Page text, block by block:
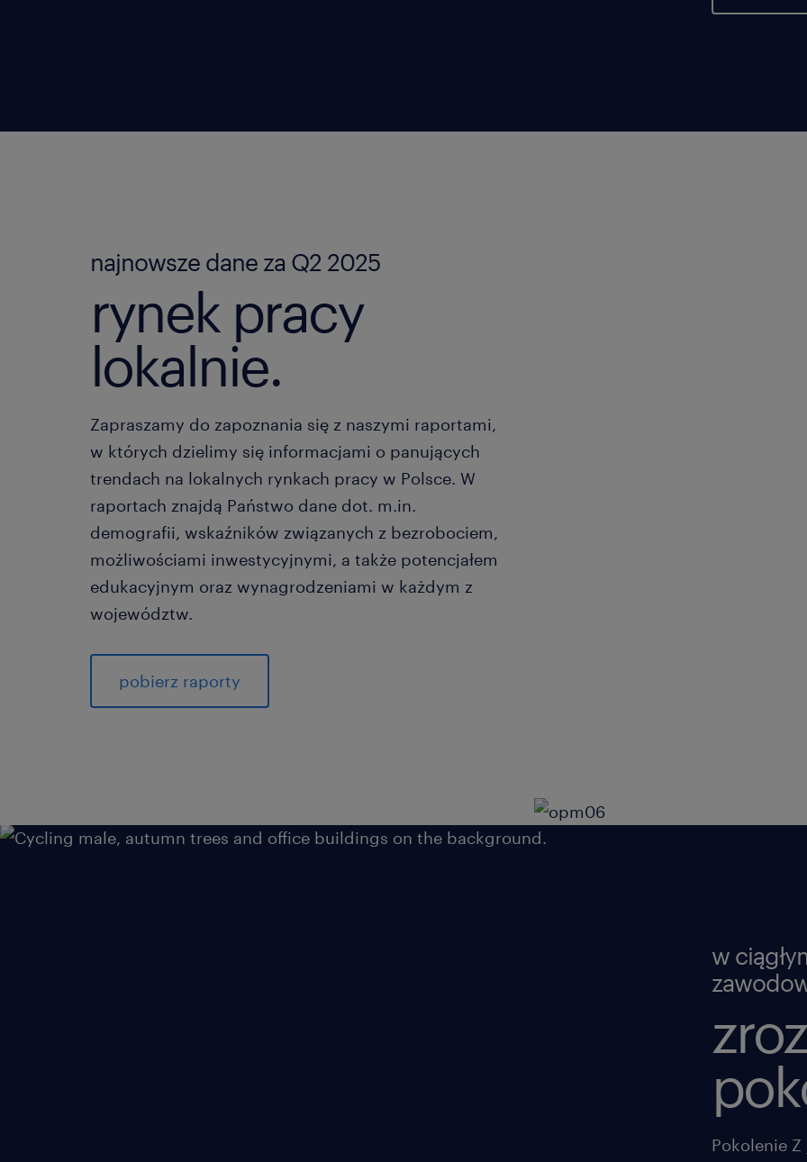
najnowsze dane za Q2 2025
rynek pracy
lokalnie.
Zapraszamy do zapoznania się z naszymi raportami,
w których dzielimy się informacjami o panujących
trendach na lokalnych rynkach pracy w Polsce. W
raportach znajdą Państwo dane dot. m.in.
demografii, wskaźników związanych z bezrobociem,
możliwościami inwestycyjnymi, a także potencjałem
edukacyjnym oraz wynagrodzeniami w każdym z
województw.
pobierz raporty
w
Pokolenie